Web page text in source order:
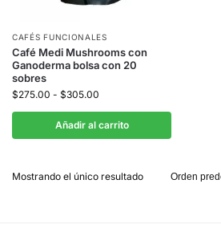
CAFÉS FUNCIONALES
Café Medi Mushrooms con
Ganoderma bolsa con 20
sobres
$275.00 - $305.00
Añadir al carrito
Mostrando el único resultado